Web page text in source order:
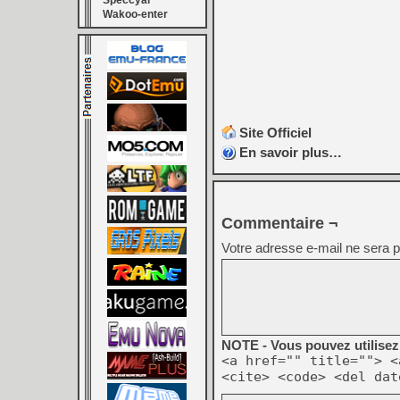
Wakoo-enter
Site Officiel
En savoir plus…
Commentaire ¬
Votre adresse e-mail ne sera
NOTE - Vous pouvez
<a href="" title="">
<cite> <code> <del